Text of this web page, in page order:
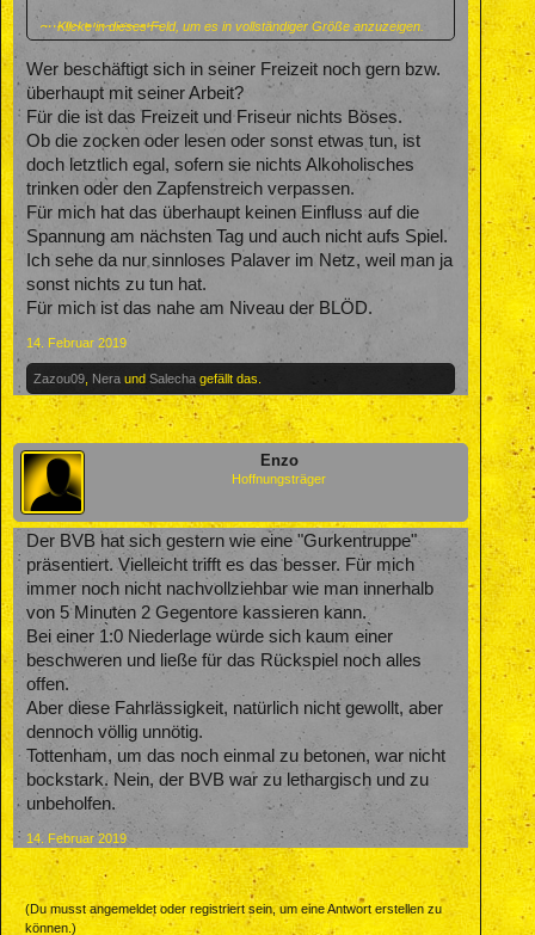
quelle bluewin.che
Klicke in dieses Feld, um es in vollständiger Größe anzuzeigen.
Wer beschäftigt sich in seiner Freizeit noch gern bzw.
überhaupt mit seiner Arbeit?
Für die ist das Freizeit und Friseur nichts Böses.
Ob die zocken oder lesen oder sonst etwas tun, ist
doch letztlich egal, sofern sie nichts Alkoholisches
trinken oder den Zapfenstreich verpassen.
Für mich hat das überhaupt keinen Einfluss auf die
Spannung am nächsten Tag und auch nicht aufs Spiel.
Ich sehe da nur sinnloses Palaver im Netz, weil man ja
sonst nichts zu tun hat.
Für mich ist das nahe am Niveau der BLÖD.
14. Februar 2019
Zazou09 Nera und Salecha gefällt das.
Enzo
Hoffnungsträger
Der BVB hat sich gestern wie eine "Gurkentruppe"
präsentiert. Vielleicht trifft es das besser. Für mich
immer noch nicht nachvollziehbar wie man innerhalb
von 5 Minuten 2 Gegentore kassieren kann.
Bei einer 1:0 Niederlage würde sich kaum einer
beschweren und ließe für das Rückspiel noch alles
offen.
Aber diese Fahrlässigkeit, natürlich nicht gewollt, aber
dennoch völlig unnötig.
Tottenham, um das noch einmal zu betonen, war nicht
bockstark. Nein, der BVB war zu lethargisch und zu
unbeholfen.
14. Februar 2019
(Du musst angemeldet oder registriert sein, um eine Antwort erstellen zu
können.)